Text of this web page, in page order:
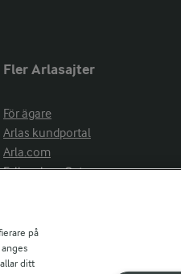
Fler Arlasajter
För ägare
Arlas kundportal
Arla.com
Falbygdens Ost
på
ditt